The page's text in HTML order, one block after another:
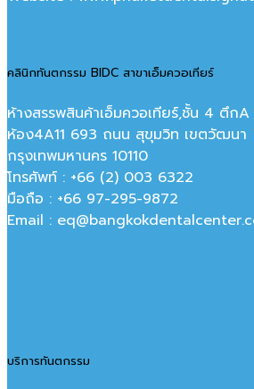
คลินิกทันตกรรม BIDC สาขาเอ็มควอเทียร์
ห้างสรรพสินค้าเอ็มควอเทียร์,ชั้น 4 ตึกA
ห้อง4A11 693 ถนน สุขุมวิท เขตวัฒนา
กรุงเทพมหานคร‎ 10110
โทรศัพท์ : +66 (2) 003 6322
มือถือ : +66 97-295-9872
Email :
บริการทันตกรรม